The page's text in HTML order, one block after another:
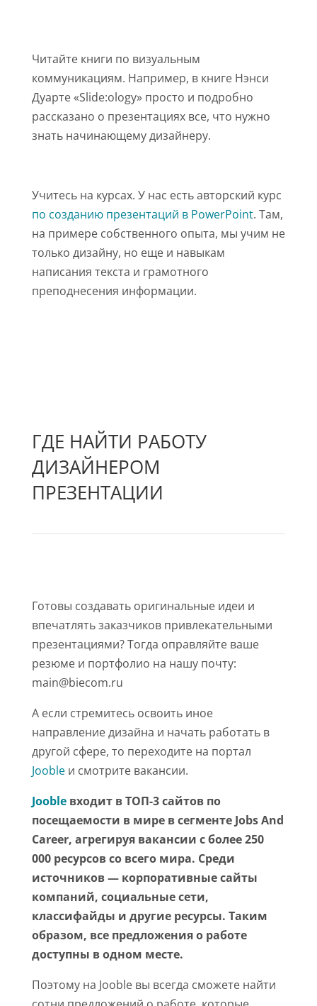
Читайте книги по визуальным
коммуникациям. Например, в книге Нэнси
Дуарте «Slide:ology» просто и подробно
рассказано о презентациях все, что нужно
знать начинающему дизайнеру.
Учитесь на курсах. У нас есть авторский курс
по созданию презентаций в PowerPoint. Там,
на примере собственного опыта, мы учим не
только дизайну, но еще и навыкам
написания текста и грамотного
преподнесения информации.
ГДЕ НАЙТИ РАБОТУ
ДИЗАЙНЕРОМ
ПРЕЗЕНТАЦИИ
Готовы создавать оригинальные идеи и
впечатлять заказчиков привлекательными
презентациями? Тогда оправляйте ваше
резюме и портфолио на нашу почту:
main@biecom.ru
А если стремитесь освоить иное
направление дизайна и начать работать в
другой сфере, то переходите на портал
Joobleи смотрите вакансии.
Jooble входит в TOП-3 сайтов по
посещаемости в мире в сегменте Jobs And
Career, агрегируя вакансии с более 250
000 ресурсов со всего мира. Среди
источников — корпоративные сайты
компаний, социальные сети,
классифайды и другие ресурсы. Таким
образом, все предложения о работе
доступны в одном месте.
Поэтому на Jooble вы всегда сможете найти